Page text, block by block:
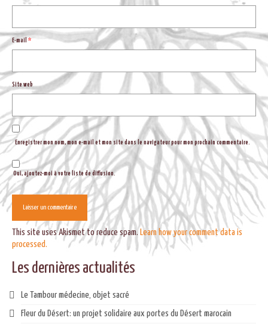
E-mail *
Site web
Enregistrer mon nom, mon e-mail et mon site dans le navigateur pour mon prochain commentaire.
Oui, ajoutez-moi à votre liste de diffusion.
This site uses Akismet to reduce spam. Learn how your comment data is
processed.
Les dernières actualités
Le Tambour médecine, objet sacré
Fleur du Désert: un projet solidaire aux portes du Désert marocain